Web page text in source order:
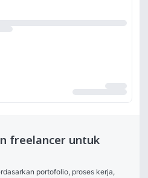
freelancer untuk
portofolio, proses kerja,